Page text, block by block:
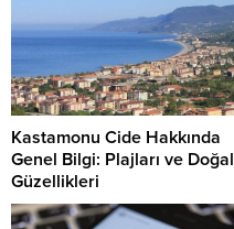
Kastamonu Cide Hakkında
Genel Bilgi: Plajları ve Doğal
Güzellikleri